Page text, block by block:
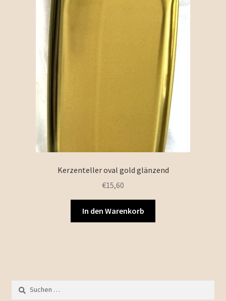
Kerzenteller oval gold glänzend
€15,60
In den Warenkorb
nach: